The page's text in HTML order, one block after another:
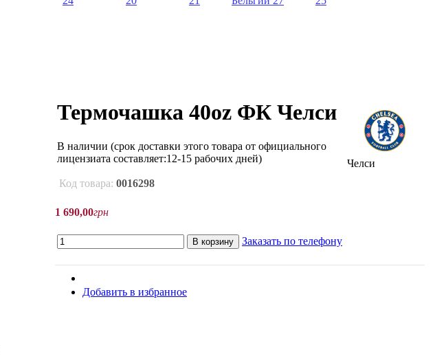
Термочашка 40oz ФК Челси
В наличии (срок доставки этого товара от официального
лицензиата составляет:12-15 рабочих дней)
Код товара: 0016298
Челси
1 690,00грн
В корзину Заказать по телефону
Добавить в избранное